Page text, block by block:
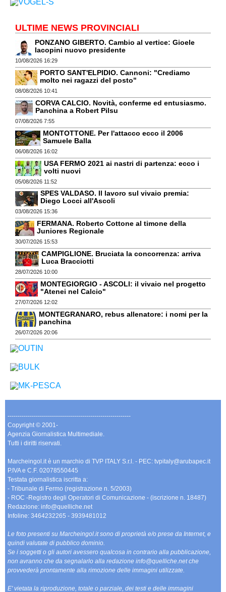
ULTIME NEWS PROVINCIALI
PONZANO GIBERTO. Cambio al vertice: Gioele
Iacopini nuovo presidente
10/08/2026 16:29
PORTO SANT'ELPIDIO. Cannoni: "Crediamo
molto nei ragazzi del posto"
08/08/2026 10:41
CORVA CALCIO. Novità, conferme ed entusiasmo.
Panchina a Robert Pilsu
07/08/2026 7:55
MONTOTTONE. Per l'attacco ecco il 2006
Samuele Balla
06/08/2026 16:02
USA FERMO 2021 ai nastri di partenza: ecco i
volti nuovi
05/08/2026 11:52
SPES VALDASO. Il lavoro sul vivaio premia:
Diego Locci all'Ascoli
03/08/2026 15:36
FERMANA. Roberto Cottone al timone della
Juniores Regionale
30/07/2026 15:53
CAMPIGLIONE. Bruciata la concorrenza: arriva
Luca Bracciotti
28/07/2026 10:00
MONTEGIORGIO - ASCOLI: il vivaio nel progetto
"Atenei nel Calcio"
27/07/2026 12:02
MONTEGRANARO, rebus allenatore: i nomi per la
panchina
26/07/2026 20:06
-------------------------------------------------------------
Copyright © 2001-
Agenzia Giornalistica Multimediale.
Tutti i diritti riservati.
Marcheingol.it è un marchio di TVP ITALY S.r.l. - PEC: tvpitaly@arubapec.it
P.IVA e C.F. 02078550445
Testata giornalistica iscritta a:
- Tribunale di Fermo (registrazione n. 5/2003)
- ROC -Registro degli Operatori di Comunicazione - (iscrizione n. 18487)
Redazione: info@quelliche.net
Infoline: 3464232265 - 3939481012
Le foto presenti su Marcheingol.it sono di proprietà e/o prese da Internet, e
quindi valutate di pubblico dominio.
Se i soggetti o gli autori avessero qualcosa in contrario alla pubblicazione,
non avranno che da segnalarlo alla redazione info@quelliche.net che
provvederà prontamente alla rimozione delle immagini utilizzate.
E' vietata la riproduzione, totale o parziale, dei testi e delle immagini